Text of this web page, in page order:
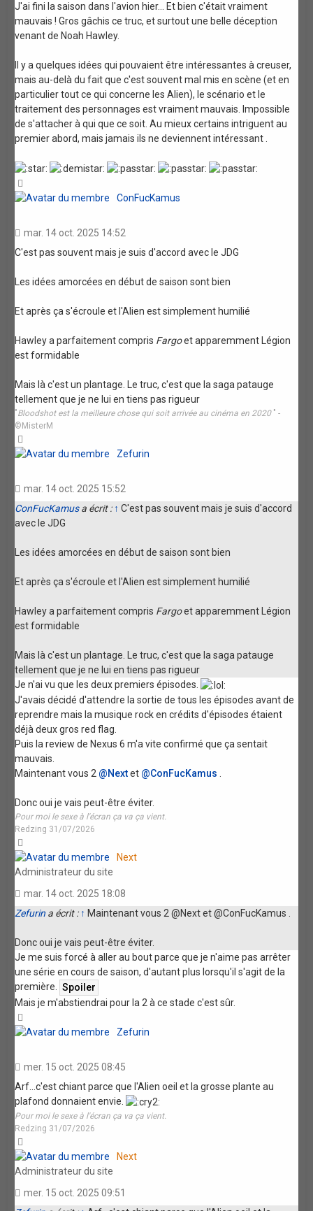
J'ai fini la saison dans l'avion hier... Et bien c'était vraiment
mauvais ! Gros gâchis ce truc, et surtout une belle déception
venant de Noah Hawley.
Il y a quelques idées qui pouvaient être intéressantes à creuser,
mais au-delà du fait que c'est souvent mal mis en scène (et en
particulier tout ce qui concerne les Alien), le scénario et le
traitement des personnages est vraiment mauvais. Impossible
de s'attacher à qui que ce soit. Au mieux certains intriguent au
premier abord, mais jamais ils ne deviennent intéressant .
ConFucKamus
mar. 14 oct. 2025 14:52
C'est pas souvent mais je suis d'accord avec le JDG
Les idées amorcées en début de saison sont bien
Et après ça s'écroule et l'Alien est simplement humilié
Hawley a parfaitement compris Fargoet apparemment Légion
est formidable
Mais là c'est un plantage. Le truc, c'est que la saga patauge
tellement que je ne lui en tiens pas rigueur
"Bloodshot est la meilleure chose qui soit arrivée au cinéma en 2020 " -
©MisterM
Zefurin
mar. 14 oct. 2025 15:52
ConFucKamusa écrit : ↑ C'est pas souvent mais je suis d'accord
avec le JDG
Les idées amorcées en début de saison sont bien
Et après ça s'écroule et l'Alien est simplement humilié
Hawley a parfaitement compris Fargoet apparemment Légion
est formidable
Mais là c'est un plantage. Le truc, c'est que la saga patauge
tellement que je ne lui en tiens pas rigueur
Je n'ai vu que les deux premiers épisodes.
J'avais décidé d'attendre la sortie de tous les épisodes avant de
reprendre mais la musique rock en crédits d'épisodes étaient
déjà deux gros red flag.
Puis la review de Nexus 6 m'a vite confirmé que ça sentait
mauvais.
Maintenant vous 2 @Nextet @ConFucKamus
Donc oui je vais peut-être éviter.
Pour moi le sexe à l'écran ça va ça vient.
Redzing 31/07/2026
Next
Administrateur du site
mar. 14 oct. 2025 18:08
Zefurin a écrit : ↑ Maintenant vous 2 @Next et @ConFucKamus .
Donc oui je vais peut-être éviter.
Je me suis forcé à aller au bout parce que je n'aime pas arrêter
une série en cours de saison, d'autant plus lorsqu'il s'agit de la
première.
Mais je m'abstiendrai pour la 2 à ce stade c'est sûr.
Zefurin
mer. 15 oct. 2025 08:45
Arf...c'est chiant parce que l'Alien oeil et la grosse plante au
plafond donnaient envie.
Pour moi le sexe à l'écran ça va ça vient.
Redzing 31/07/2026
Next
Administrateur du site
mer. 15 oct. 2025 09:51